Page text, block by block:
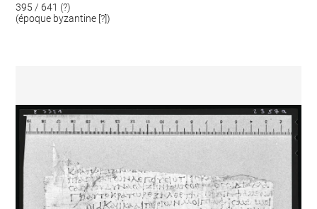
395 / 641 (?)
(époque byzantine [?])